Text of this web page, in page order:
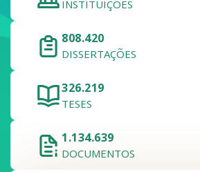
INSTITUIÇÕES
808.420
DISSERTAÇÕES
326.219
TESES
1.134.639
DOCUMENTOS